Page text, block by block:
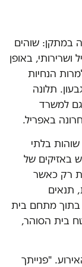
במתקן: שוהים
באופן
הנחיות
תלונה
גם למשרד
בלתי
באזיקים של
רק כאשר
תנאים
בתוך מתחם בית
בית הסוהר,
"פנייתך